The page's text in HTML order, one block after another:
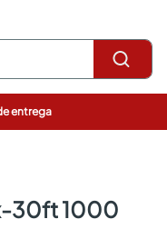
entrega